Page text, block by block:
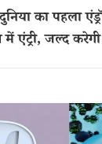
का पहला
एंट्री, जल्द